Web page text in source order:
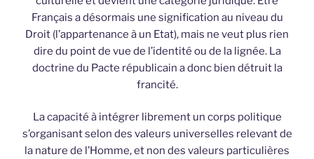
Français a désormais une signification au niveau du
Droit (l’appartenance à un Etat), mais ne veut plus rien
dire du point de vue de l’identité ou de la lignée. La
doctrine du Pacte républicain a donc bien détruit la
francité.
La capacité à intégrer librement un corps politique
s’organisant selon des valeurs universelles relevant de
la nature de l’Homme, et non des valeurs particulières